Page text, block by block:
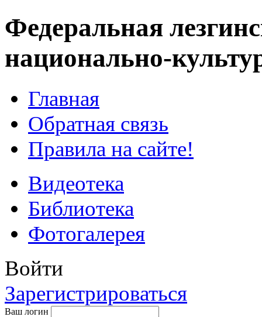
Федеральная
национально-
Главная
Обратная связь
Правила на сайте!
Видеотека
Библиотека
Фотогалерея
Войти
Зарегистрироваться
Ваш логин